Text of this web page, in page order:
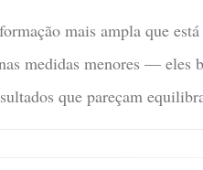
mais ampla que
medidas menores —
que pareçam